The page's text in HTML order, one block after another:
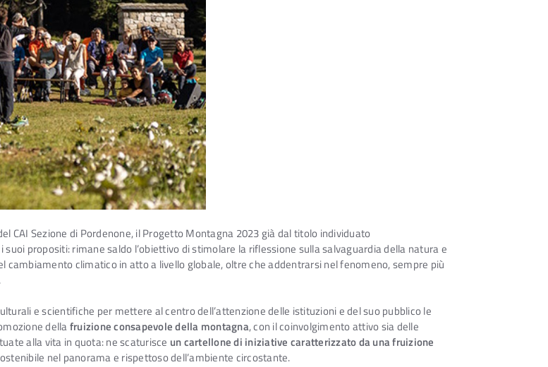
CAI Sezione di Pordenone, il Progetto Montagna 2023 già dal titolo individuato
suoi propositi: rimane saldo l’obiettivo di stimolare la riflessione sulla salvaguardia della natura e
cambiamento climatico in atto a livello globale, oltre che addentrarsi nel fenomeno, sempre più
e scientifiche per mettere al centro dell’attenzione delle istituzioni e del suo pubblico le
dellafruizione consapevole della montagna, con il coinvolgimento attivo sia delle
alla vita in quota: ne scaturisce un cartellone di iniziative caratterizzato da una fruizione
nel panorama e rispettoso dell’ambiente circostante.